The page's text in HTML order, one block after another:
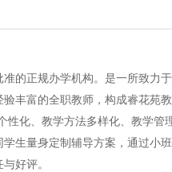
正规办学机构。是一所致力
丰富的全职教师，构成睿花苑
性化、教学方法多样化、教学
生量身定制辅导方案，通过小
好评。